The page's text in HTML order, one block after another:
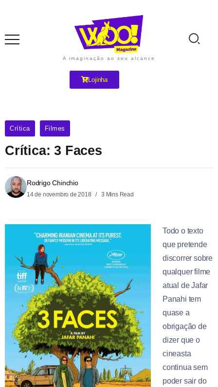
A imaginação ao seu alcance
Lojinha
Crítica Filmes
Crítica: 3 Faces
Rodrigo Chinchio
14 de novembro de 2018 3 Mins Read
Todo o texto
que pretende
discorrer sobre
qualquer filme
atual de Jafar
Panahi tem
quase a
obrigação de
dizer que o
cineasta
continua sem
poder sair do